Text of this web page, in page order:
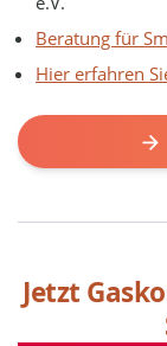
Beratung für
Hier erfahren
Jetzt